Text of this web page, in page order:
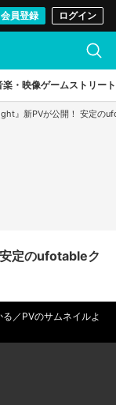
会員登録 ログイン
楽・映像ゲームストリート
』新PVが公開！ 安定の
定のufotableク
／PVのサムネイルよ